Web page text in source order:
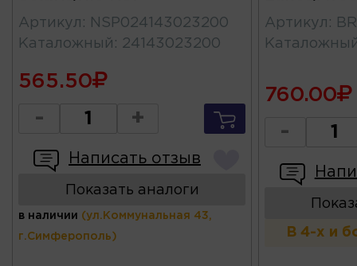
Артикул :
NSP024143023200
Каталожный : 24143023200
565.50
- +
Написать отзыв
Показать аналоги
в наличии (ул.Коммунальная 43,
г.Симферополь)
Артикул :
760.00
-
В 4-х и